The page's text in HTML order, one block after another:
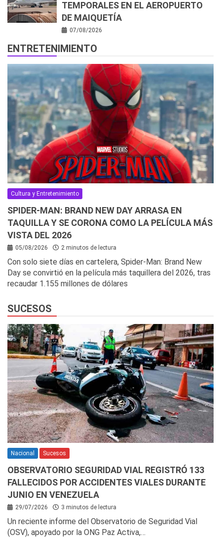
TEMPORALES EN EL AEROPUERTO
DE MAIQUETÍA
07/08/2026
ENTRETENIMIENTO
Cultura y Entretenimiento
SPIDER-MAN: BRAND NEW DAY ARRASA EN
TAQUILLA Y SE CORONA COMO LA PELÍCULA MÁS
VISTA DEL 2026
05/08/2026 2 minutos de lectura
Con solo siete días en cartelera, Spider-Man: Brand New
Day se convirtió en la película más taquillera del 2026, tras
recaudar 1.155 millones de dólares
SUCESOS
Nacional Sucesos
OBSERVATORIO SEGURIDAD VIAL REGISTRÓ 133
FALLECIDOS POR ACCIDENTES VIALES DURANTE
JUNIO EN VENEZUELA
29/07/2026 3 minutos de lectura
Un reciente informe del Observatorio de Seguridad Vial
(OSV), apoyado por la ONG Paz Activa,…